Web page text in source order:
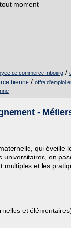
moment
de commerce fribourg /
bienne / offre d'emploi
-
qui éveille
universitaires, en
multiples et les
et